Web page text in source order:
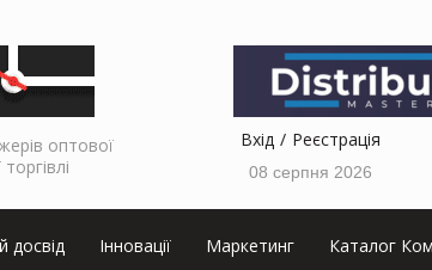
оптової
Вхід Реєстрація
08 серпня 2026
досвід Інновації Маркетинг Каталог